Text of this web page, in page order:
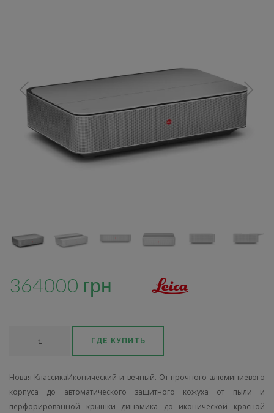
364000 грн
ГДЕ КУПИТЬ
Новая КлассикаИконический и вечный. От прочного алюминиевого
корпуса до автоматического защитного кожуха от пыли и
перфорированной крышки динамика до иконической красной